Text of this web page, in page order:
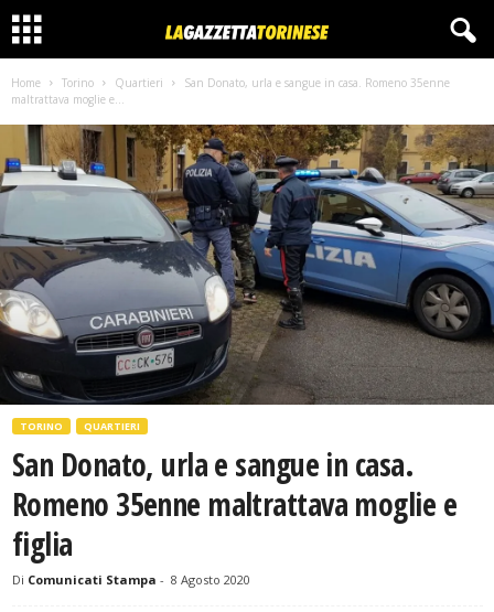
Home Torino Quartieri
San Donato, urla e sangue in casa. Romeno 35enne
maltrattava moglie e...
TORINO QUARTIERI
San Donato, urla e sangue in casa.
Romeno 35enne maltrattava moglie e
figlia
Di Comunicati Stampa - 8 Agosto 2020